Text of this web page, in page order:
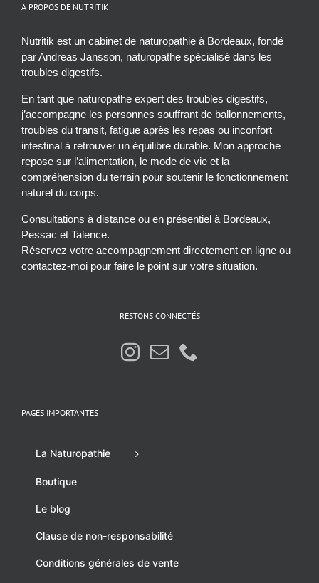
A PROPOS DE NUTRITIK
Nutritik est un cabinet de naturopathie à Bordeaux, fondé
par Andreas Jansson, naturopathe spécialisé dans les
troubles digestifs.
En tant que naturopathe expert des troubles digestifs,
j’accompagne les personnes souffrant de ballonnements,
troubles du transit, fatigue après les repas ou inconfort
intestinal à retrouver un équilibre durable. Mon approche
repose sur l’alimentation, le mode de vie et la
compréhension du terrain pour soutenir le fonctionnement
naturel du corps.
Consultations à distance ou en présentiel à Bordeaux,
Pessac et Talence.
Réservez votre accompagnement directement en ligne ou
contactez-moi pour faire le point sur votre situation.
RESTONS CONNECTÉS
PAGES IMPORTANTES
La Naturopathie
Boutique
Le blog
Clause de non-responsabilité
Conditions générales de vente